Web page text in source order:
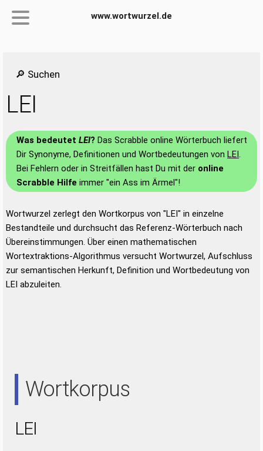
www.wortwurzel.de
🔎 Suchen
LEI
Was bedeutet LEI? Das Scrabble online Wörterbuch liefert
Dir Synonyme, Definitionen und Wortbedeutungen von LEI.
Bei Fehlern oder in Streitfällen hast Du mit der online
Scrabble Hilfe immer "ein Ass im Ärmel"!
Wortwurzel zerlegt den Wortkorpus von "LEI" in einzelne
Bestandteile und durchsucht das Referenz-Wörterbuch nach
Übereinstimmungen. Über einen mathematischen
Wortextraktions-Algorithmus versucht Wortwurzel, Aufschluss
zur semantischen Herkunft, Definition und Wortbedeutung von
LEI abzuleiten.
Wortkorpus
LEI